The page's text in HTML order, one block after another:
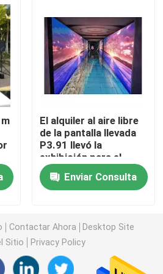
pantalla LED
la pantalla LED
LED de la etapa
LED
del LED
El alquiler al aire libre
de la pantalla llevada
P3.91 llevó la
exhibición para el
fondo ISO9001 del
conciertoEnviar Consulta
Contactar Ahora
Desktop Site
Sitio
Privacy Policy